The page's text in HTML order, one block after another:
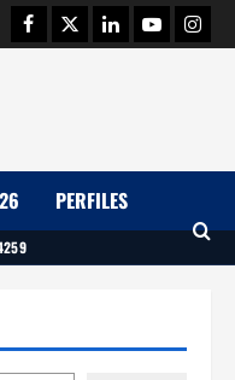
Facebook
TwitterLinkedinYoutube
PERFILES